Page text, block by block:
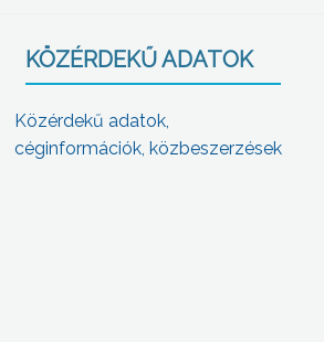
KÖZÉRDEKŰ ADATOK
Közérdekű adatok,
céginformációk, közbeszerzések